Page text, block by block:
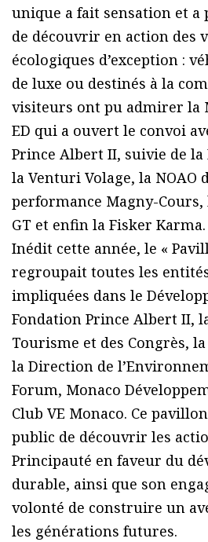
unique a fait sensation et a
de découvrir en action des
écologiques d’exception :
de luxe ou destinés à la
visiteurs ont pu admirer la
ED qui a ouvert le convoi
Prince Albert II, suivie de la
la Venturi Volage, la NOAO
performance Magny-Cours,
GT et enfin la Fisker Karma.
Inédit cette année, le «
regroupait toutes les
impliquées dans le
Fondation Prince Albert II,
Tourisme et des Congrès,
la Direction de
Forum, Monaco
Club VE Monaco. Ce
public de découvrir les
Principauté en faveur du
durable, ainsi que son
volonté de construire un
les générations futures.